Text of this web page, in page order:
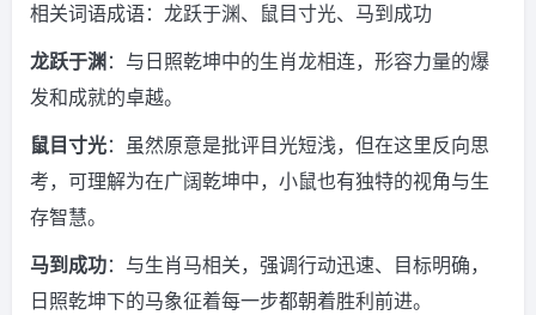
相关词语成语：龙跃于渊、鼠目寸光、马到成功
龙跃于渊 ：与日照乾坤中的生肖龙相连，形容力量的爆
发和成就的卓越。
鼠目寸光：虽然原意是批评目光短浅，但在这里反向思
考，可理解为在广阔乾坤中，小鼠也有独特的视角与生
存智慧。
马到成功：与生肖马相关，强调行动迅速、目标明确，
日照乾坤下的马象征着每一步都朝着胜利前进。